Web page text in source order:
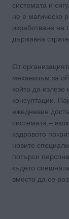
системата и
не е магическо
изработване на
държавна
От
механизъм за
който да
консултации.
ежедневен
системата –
кадровото
новите
потърси
където
вместо да се